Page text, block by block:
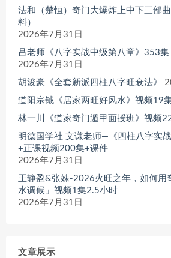
法和（楚恒）奇门大爆炸上中下三部
料）
2026年7月31日
吕老师《八字实战中级第八章》353
2026年7月31日
胡浚豪《全套新派四柱八字旺衰法》
道阳宗钺《居家两旺好风水》视频19
林一川《道家奇门遁甲面授班》视频
明德国学社 文谦老师—《四柱八字实
+正课视频200集+课件
2026年7月31日
王静盈&张姝-2026火旺之年，如何用
水调候」视频1集2.5小时
2026年7月31日
文章展示